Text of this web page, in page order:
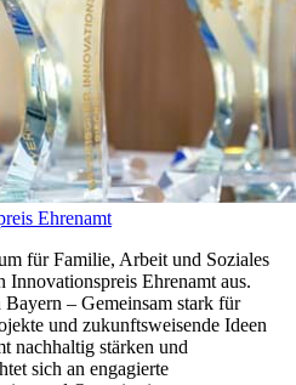
Ehrenamt
für Familie, Arbeit und Soziales
Innovationspreis Ehrenamt aus.
– Gemeinsam stark für
und zukunftsweisende Ideen
nachhaltig stärken und
sich an engagierte